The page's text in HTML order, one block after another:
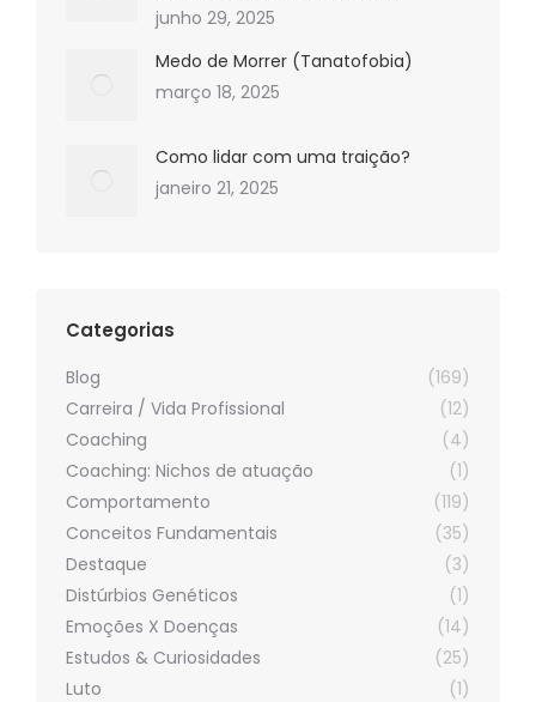
junho 29, 2025
Medo de Morrer (Tanatofobia)
março 18, 2025
Como lidar com uma traição?
janeiro 21, 2025
Categorias
Blog
(169)
Carreira / Vida Profissional
(12)
Coaching
(4)
Coaching: Nichos de atuação
(1)
Comportamento
(119)
Conceitos Fundamentais
(35)
Destaque
(3)
Distúrbios Genéticos
(1)
Emoções X Doenças
(14)
Estudos & Curiosidades
(25)
Luto
(1)